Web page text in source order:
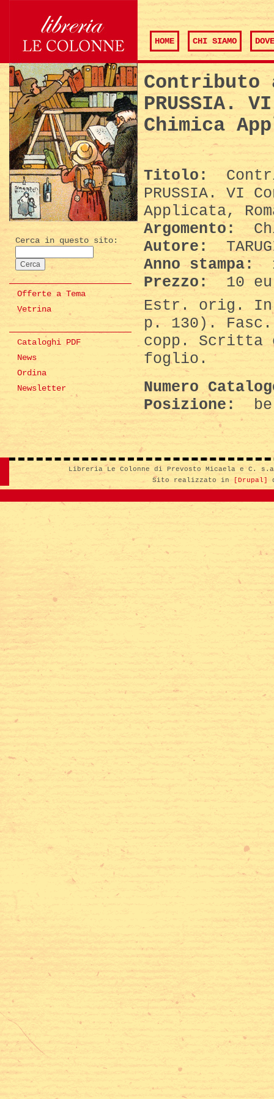
HOME CHI SIAMO
Cerca in questo sito:
Offerte a Tema
Vetrina
Cataloghi PDF
News
Ordina
Newsletter
Contributo
PRUSSIA.
Chimica
Titolo:
PRUSSIA. VI
Applicata,
Argomento:
Autore:
Anno stampa:
Prezzo:
10
Estr. orig.
p. 130).
copp. Scritta
foglio.
Numero
Posizione:
Libreria Le Colonne di Prevosto Micaela e C.
Sito realizzato in
[Drupal]